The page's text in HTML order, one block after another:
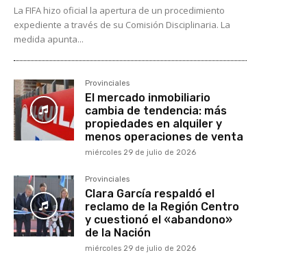
La FIFA hizo oficial la apertura de un procedimiento
expediente a través de su Comisión Disciplinaria. La
medida apunta...
Provinciales
El mercado inmobiliario
cambia de tendencia: más
propiedades en alquiler y
menos operaciones de venta
miércoles 29 de julio de 2026
Provinciales
Clara García respaldó el
reclamo de la Región Centro
y cuestionó el «abandono»
de la Nación
miércoles 29 de julio de 2026